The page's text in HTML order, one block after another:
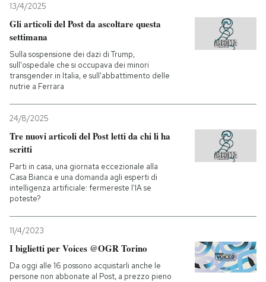
13/4/2025
Gli articoli del Post da ascoltare questa
settimana
Sulla sospensione dei dazi di Trump,
sull'ospedale che si occupava dei minori
transgender in Italia, e sull'abbattimento delle
nutrie a Ferrara
24/8/2025
Tre nuovi articoli del Post letti da chi li ha
scritti
Parti in casa, una giornata eccezionale alla
Casa Bianca e una domanda agli esperti di
intelligenza artificiale: fermereste l'IA se
poteste?
11/4/2023
I biglietti per Voices @OGR Torino
Da oggi alle 16 possono acquistarli anche le
persone non abbonate al Post, a prezzo pieno